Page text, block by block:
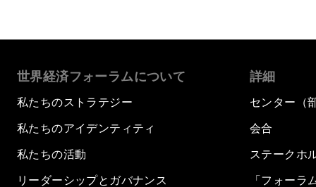
世界経済フォーラムについて
私たちのストラテジー
私たちのアイデンティティ
私たちの活動
リーダーシップとガバナンス
詳細
センター（
会合
ステークホ
「フォーラ